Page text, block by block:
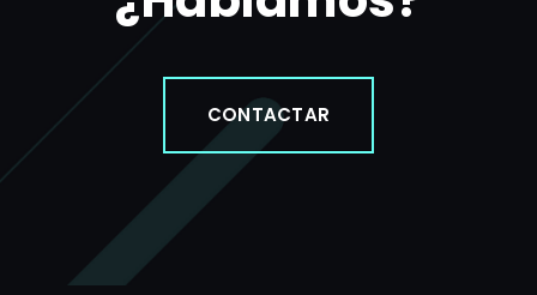
CONTACTAR